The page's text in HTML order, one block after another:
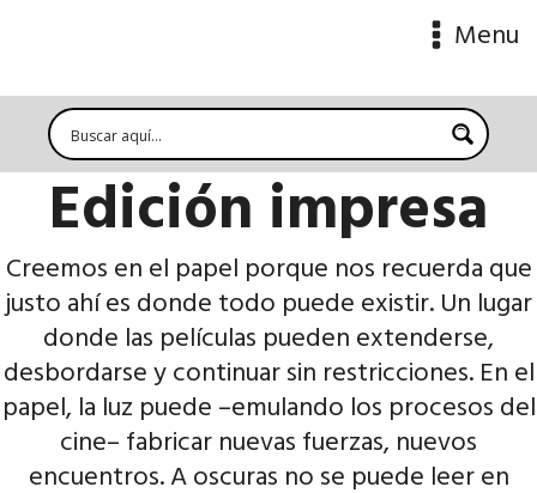
Menu
Edición impresa
Creemos en el papel porque nos recuerda que
justo ahí es donde todo puede existir. Un lugar
donde las películas pueden extenderse,
desbordarse y continuar sin restricciones. En el
papel, la luz puede –emulando los procesos del
cine– fabricar nuevas fuerzas, nuevos
encuentros. A oscuras no se puede leer en